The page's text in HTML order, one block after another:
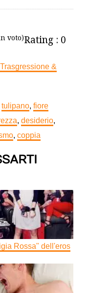
Rating : 0
voto)
&
tulipano, fiore
, desiderio,
, coppia
Rossa" dell'eros